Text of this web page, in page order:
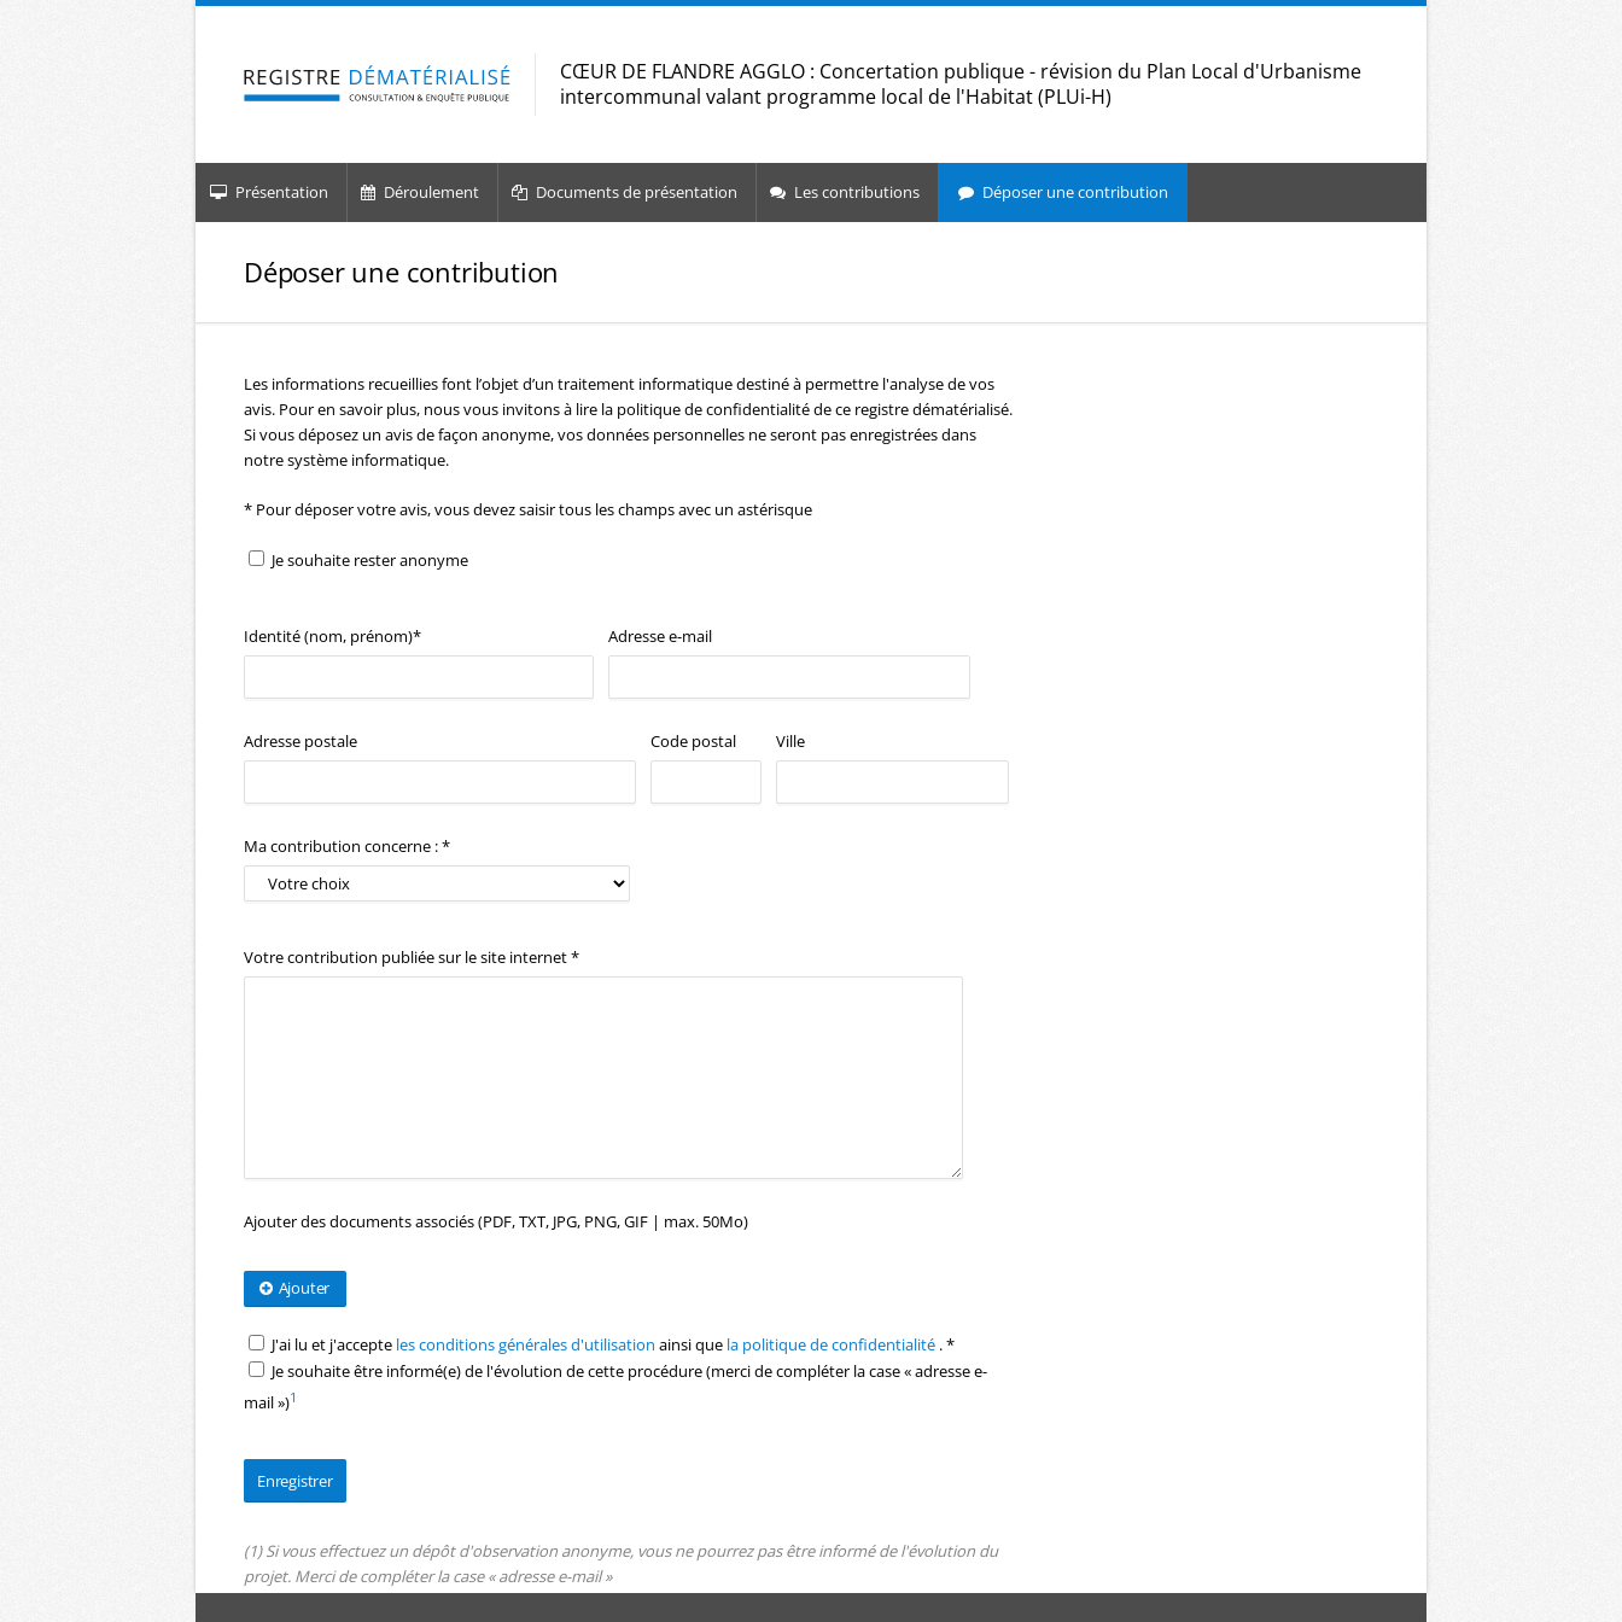
Aller au contenu
CŒUR DE FLANDRE AGGLO : Concertation publique - révision du Plan Local d'Urbanisme
intercommunal valant programme local de l'Habitat (PLUi-H)
Présentation Déroulement Documents de présentation Les contributions Déposer une contribution
Déposer une contribution
Les informations recueillies font l’objet d’un traitement informatique destiné à permettre l'analyse de vos
avis. Pour en savoir plus, nous vous invitons à lire la politique de confidentialité de ce registre dématérialisé.
Si vous déposez un avis de façon anonyme, vos données personnelles ne seront pas enregistrées dans
notre système informatique.
* Pour déposer votre avis, vous devez saisir tous les champs avec un astérisque
Je souhaite rester anonyme
Identité (nom, prénom)* Adresse e-mail
Adresse postale Code postal Ville
Ma contribution concerne : *
Votre contribution publiée sur le site internet *
Ajouter des documents associés (PDF, TXT, JPG, PNG, GIF | max. 50Mo)
Ajouter
J'ai lu et j'accepte les conditions générales d'utilisation ainsi que la politique de confidentialité . *
Je souhaite être informé(e) de l'évolution de cette procédure (merci de compléter la case « adresse e-
mail »)1
(1) Si vous effectuez un dépôt d'observation anonyme, vous ne pourrez pas être informé de l'évolution du
projet. Merci de compléter la case « adresse e-mail »